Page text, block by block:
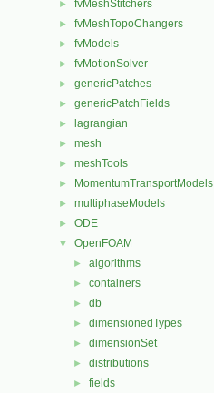
► fvMeshStitchers
► fvMeshTopoChangers
► fvModels
► fvMotionSolver
► genericPatches
► genericPatchFields
► lagrangian
► mesh
► meshTools
► MomentumTransportModels
► multiphaseModels
► ODE
▼ OpenFOAM
► algorithms
► containers
► db
► dimensionedTypes
► dimensionSet
► distributions
► fields